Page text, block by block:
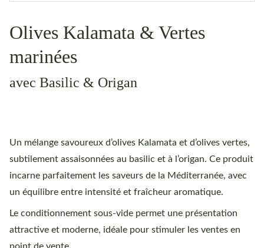
Olives Kalamata & Vertes
marinées
avec Basilic & Origan
Un mélange savoureux d’olives Kalamata et d’olives vertes,
subtilement assaisonnées au basilic et à l’origan. Ce produit
incarne parfaitement les saveurs de la Méditerranée, avec
un équilibre entre intensité et fraîcheur aromatique.
Le conditionnement sous-vide permet une présentation
attractive et moderne, idéale pour stimuler les ventes en